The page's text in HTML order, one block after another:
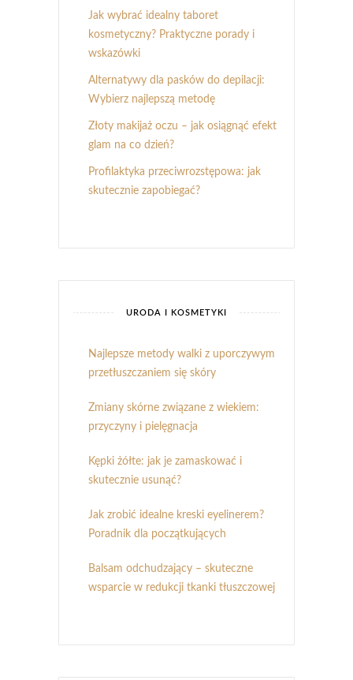
Jak wybrać idealny taboret
kosmetyczny? Praktyczne porady i
wskazówki
Alternatywy dla pasków do depilacji:
Wybierz najlepszą metodę
Złoty makijaż oczu – jak osiągnąć efekt
glam na co dzień?
Profilaktyka przeciwrozstępowa: jak
skutecznie zapobiegać?
URODA I KOSMETYKI
Najlepsze metody walki z uporczywym
przetłuszczaniem się skóry
Zmiany skórne związane z wiekiem:
przyczyny i pielęgnacja
Kępki żółte: jak je zamaskować i
skutecznie usunąć?
Jak zrobić idealne kreski eyelinerem?
Poradnik dla początkujących
Balsam odchudzający – skuteczne
wsparcie w redukcji tkanki tłuszczowej